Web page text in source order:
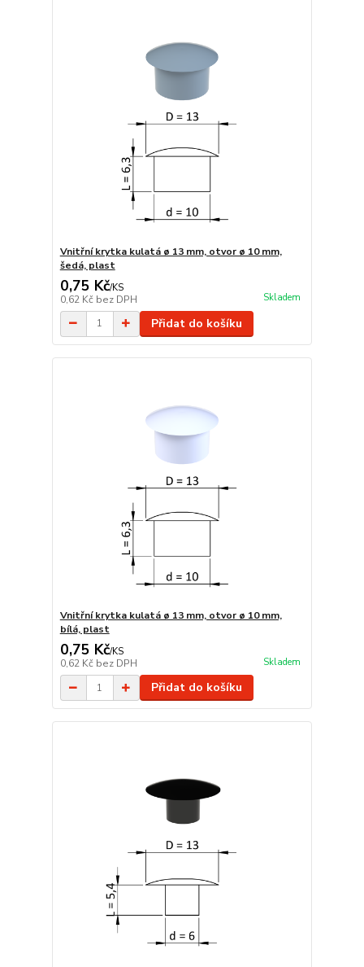
Vnitřní krytka kulatá ø 13 mm, otvor ø 10 mm,
šedá, plast
0,75 Kč/KS
0,62 Kč bez DPH Skladem
Přidat do košíku
Vnitřní krytka kulatá ø 13 mm, otvor ø 10 mm,
bílá, plast
0,75 Kč/KS
0,62 Kč bez DPH Skladem
Přidat do košíku